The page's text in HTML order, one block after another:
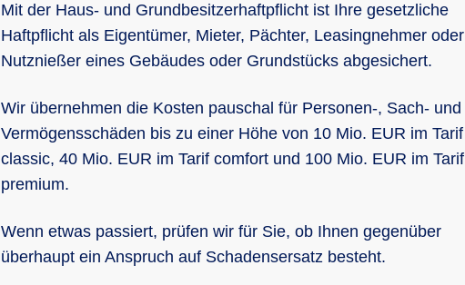
Mit der Haus- und Grundbesitzerhaftpflicht ist Ihre gesetzliche
Haftpflicht als Eigentümer, Mieter, Pächter, Leasingnehmer oder
Nutznießer eines Gebäudes oder Grundstücks abgesichert.
Wir übernehmen die Kosten pauschal für Personen-, Sach- und
Vermögensschäden bis zu einer Höhe von 10 Mio. EUR im Tarif
classic, 40 Mio. EUR im Tarif comfort und 100 Mio. EUR im Tarif
premium.
Wenn etwas passiert, prüfen wir für Sie, ob Ihnen gegenüber
überhaupt ein Anspruch auf Schadensersatz besteht.